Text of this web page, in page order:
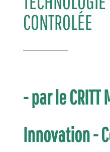
CONTROLÉE
- par le
Innovation -